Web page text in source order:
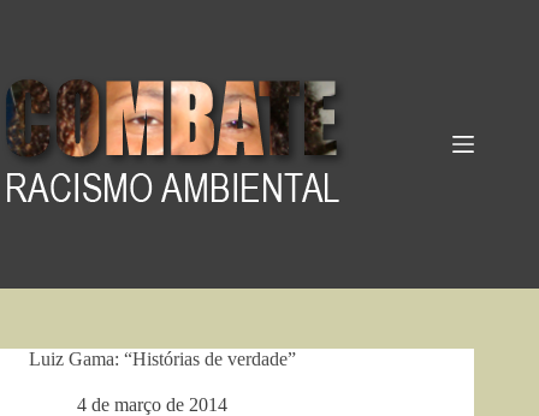
Luiz Gama: “Histórias de verdade”
4 de março de 2014